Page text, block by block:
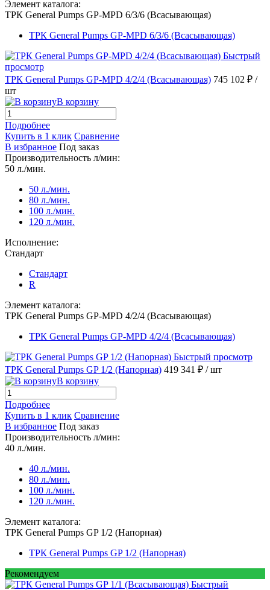
Элемент каталога:
ТРК General Pumps GP-MPD 6/3/6 (Всасывающая)
ТРК General Pumps GP-MPD 6/3/6 (Всасывающая)
Быстрый
просмотр
ТРК General Pumps GP-MPD 4/2/4 (Всасывающая) 745 102 ₽ /
шт
В корзину
Подробнее
Купить в 1 клик Сравнение
В избранное Под заказ
Производительность л/мин:
50 л./мин.
50 л./мин.
80 л./мин.
100 л./мин.
120 л./мин.
Исполнение:
Стандарт
Стандарт
R
Элемент каталога:
ТРК General Pumps GP-MPD 4/2/4 (Всасывающая)
ТРК General Pumps GP-MPD 4/2/4 (Всасывающая)
Быстрый просмотр
ТРК General Pumps GP 1/2 (Напорная) 419 341 ₽ / шт
В корзину
Подробнее
Купить в 1 клик Сравнение
В избранное Под заказ
Производительность л/мин:
40 л./мин.
40 л./мин.
80 л./мин.
100 л./мин.
120 л./мин.
Элемент каталога:
ТРК General Pumps GP 1/2 (Напорная)
ТРК General Pumps GP 1/2 (Напорная)
Рекомендуем
Быстрый